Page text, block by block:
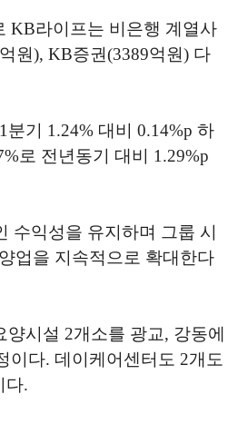
KB라이프는 비은행 계열사
원), KB증권(3389억원) 다
분기 1.24% 대비 0.14%p 하
로 전년동기 대비 1.29%p
수익성을 유지하며 그룹 시
업을 지속적으로 확대한다
양시설 2개소를 광교, 강동에
이다. 데이케어센터도 2개도
다.